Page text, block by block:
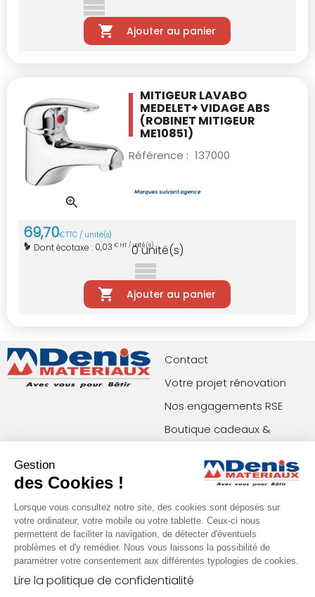
Ajouter au panier
MITIGEUR LAVABO
MEDELET+ VIDAGE ABS
(ROBINET MITIGEUR
ME10851)
Référence : 137000
69,70€TTC / unité(s)
Dont écotaxe : 0,03 € HT / unité(s)
0unité(s)
Ajouter au panier
Contact
Votre projet rénovation
Nos engagements RSE
Boutique cadeaux &
Index égalité femmes-
Paiements acceptés Restons en contact !
Conditions générales de vente (agences)
Gestion
des Cookies !
Lorsque vous consultez notre site, des cookies sont déposés sur
votre ordinateur, votre mobile ou votre tablette. Ceux-ci nous
permettent de faciliter la navigation, de détecter d'éventuels
problèmes et d'y remédier. Nous vous laissons la possibilité de
paramétrer votre consentement aux différentes typologies de cookies.
Lire la politique de confidentialité